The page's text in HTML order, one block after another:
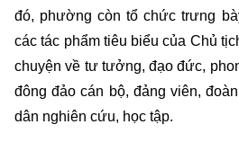
đó, phường còn tổ chức trưng
các tác phẩm tiêu biểu của Chủ
chuyện về tư tưởng, đạo đức,
đông đảo cán bộ, đảng viên,
dân nghiên cứu, học tập.